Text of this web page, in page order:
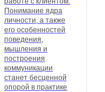
Понимание ядра
личности, а также
его особенностей
поведения,
мышления и
построения
коммуникации
станет бесценной
опорой в практике